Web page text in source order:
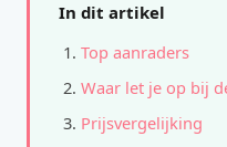
In dit artikel
Top aanraders
Waar let je op bij
Prijsvergelijking